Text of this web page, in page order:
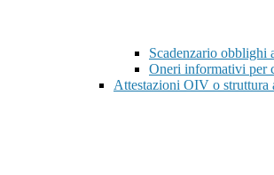
Scadenzario obblighi
Oneri informativi per
Attestazioni OIV o struttura